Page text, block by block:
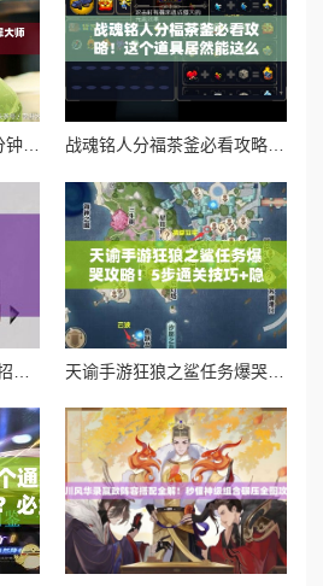
致命演出凶手是谁？20分钟破解犯罪大师隐藏答案！ 战魂铭人分福茶釜必看攻略！这个道具居然能这么用？逆天功能秒懂！
天谕手游狂狼之鲨任务爆哭攻略！5步通关技巧+隐藏奖励全解析